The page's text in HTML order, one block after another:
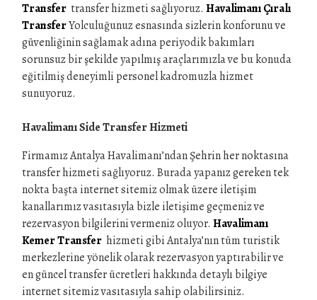
Transfer transfer hizmeti sağlıyoruz. Havalimanı Çıralı
TransferYolculuğunuz esnasında sizlerin konforunu ve
güvenliğinin sağlamak adına periyodik bakımları
sorunsuz bir şekilde yapılmış araçlarımızla ve bu konuda
eğitilmiş deneyimli personel kadromuzla hizmet
sunuyoruz.
Havalimanı Side Transfer Hizmeti
Firmamız Antalya Havalimanı’ndan Şehrin her noktasına
transfer hizmeti sağlıyoruz. Burada yapanız gereken tek
nokta başta internet sitemiz olmak üzere iletişim
kanallarımız vasıtasıyla bizle iletişime geçmeniz ve
rezervasyon bilgilerini vermeniz oluyor. Havalimanı
Kemer Transfer hizmeti gibi Antalya’nın tüm turistik
merkezlerine yönelik olarak rezervasyon yaptırabilir ve
en güncel transfer ücretleri hakkında detaylı bilgiye
internet sitemiz vasıtasıyla sahip olabilirsiniz.